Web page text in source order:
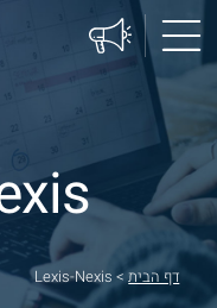
דף הבית>
Lexis-Nexis